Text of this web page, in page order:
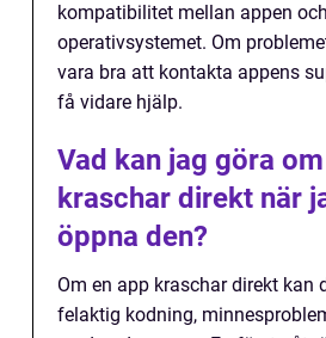
kompatibilitet mellan appen och
operativsystemet. Om
vara bra att kontakta appens
få vidare hjälp.
Vad kan jag göra
kraschar direkt när
öppna den?
Om en app kraschar direkt kan
felaktig kodning,